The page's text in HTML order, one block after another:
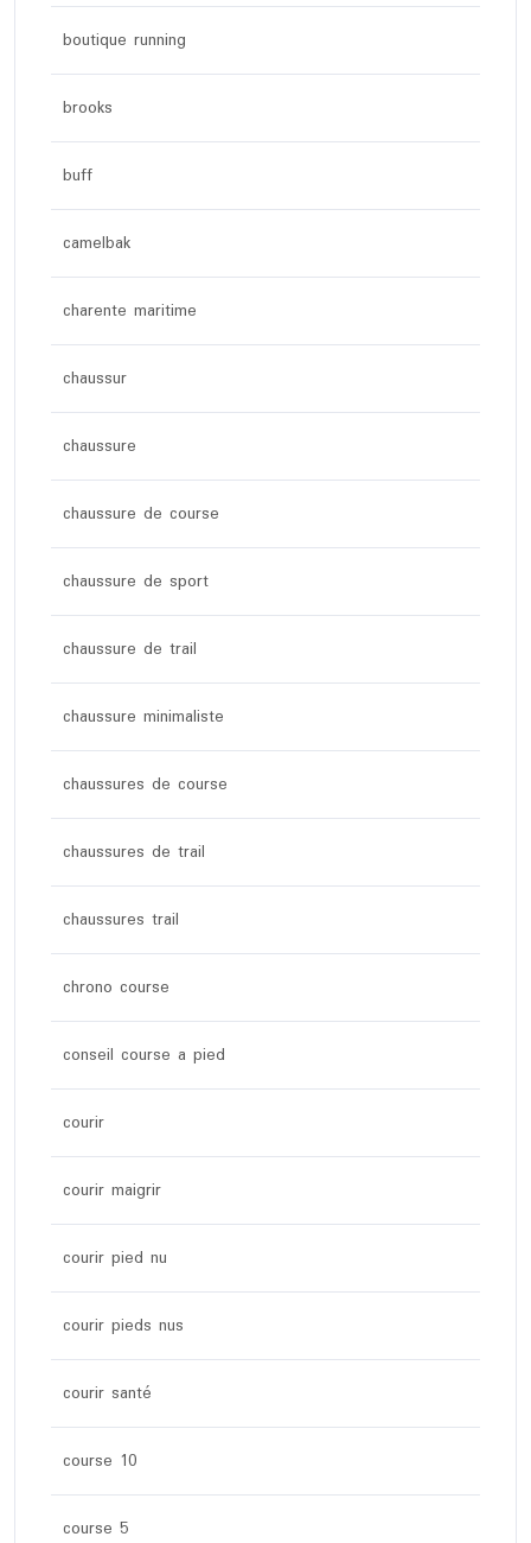
boutique running
brooks
buff
camelbak
charente maritime
chaussur
chaussure
chaussure de course
chaussure de sport
chaussure de trail
chaussure minimaliste
chaussures de course
chaussures de trail
chaussures trail
chrono course
conseil course a pied
courir
courir maigrir
courir pied nu
courir pieds nus
courir santé
course 10
course 5